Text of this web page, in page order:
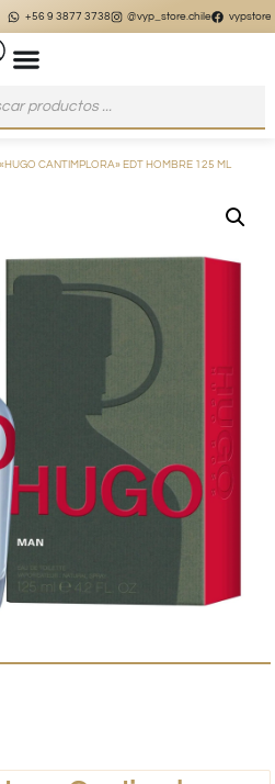
@vyp_store.chile vypstore.cl
CANTIMPLORA» EDT HOMBRE 125 ML